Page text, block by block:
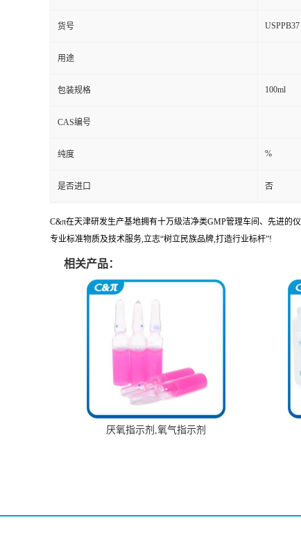
货号 USPPB37
用途
包装规格 100ml
CAS编号
纯度 %
是否进口 否
C&π在天津研发生产基地拥有十万级洁净类GMP管理车间、先进的
专业标准物质及技术服务,立志“树立民族品牌,打造行业标杆”!
相关产品：
厌氧指示剂,氧气指示剂